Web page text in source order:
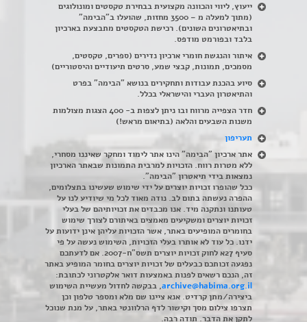
ייעוץ, ליווי והכוונה מקצועית בבחירת טקסטים ומונולוגים
(מתוך למעלה מ – 3500 מחזות, שהועלו ב"הבימה"
ובתיאטרונים השונים). רכישת הטקסטים מתבצעת בארכיון
בלבד ובפורמט מודפס.
איתור והנגשת חומרי ארכיון נדירים (ספרים, טקסטים,
מסמכים, תמונות, קבצי שמע, סרטים תיעודיים והיסטוריים)
סיוע בהכנת עבודות ותחקירים בנושא "הבימה" בפרט
והתיאטרון העברי והישראלי בכלל.
חדר הצפייה מרווח ובו ניתן לצפות ב- 400 הצגות מצולמות
משנות השבעים והלאה (בתיאום מראש!)
תעריפון
אתר ארכיון "הבימה" הינו אתר לימוד ומחקר שאיננו מסחרי,
ללא מטרות רווח. הזכויות למרבית התמונות שבאתר הארכיון
נמצאות בידי תיאטרון "הבימה".
ככל שהופרו זכויות יוצרים על ידי שימוש שעשינו בתצלומים,
ההפרה נעשתה בתום לב. נודה מאוד לכל מי שיודיע לנו על
טעותנו ונתקנה מיד. אנו מכבדים את זכויותיהם של בעלי
זכויות יוצרים ומשקיעים מאמצים באיתורם לצורך שימוש
בחומרים המופיעים באתר, אשר הזכויות עליהן אינן ידועות על
ידנו. כל עוד לא אותרו בעלי הזכויות, השימוש נעשה על פי
סעיף 27א לחוק זכויות יוצרים תשס"ח-2007. אם לדעתכם
נפגעה זכותכם כבעלים של זכויות יוצרים בחומר המופיע באתר
זה, הנכם רשאים לפנות באמצעות דואר אלקטרוני לכתובת:
archive@habima.org.il, בבקשה לחדול מעשיית השימוש
ביצירה/מתן קרדיט. אנא ציינו שם מלא ומספר טלפון וכן
תצרפו צילום מסך וקישור לדף הרלוונטי באתר, על מנת שנוכל
לתקן את הדבר. תודה רבה.